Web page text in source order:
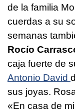
de la familia
cuerdas a su
semanas
Rocío
caja fuerte de
Antonio David
sus joyas.
«En casa de